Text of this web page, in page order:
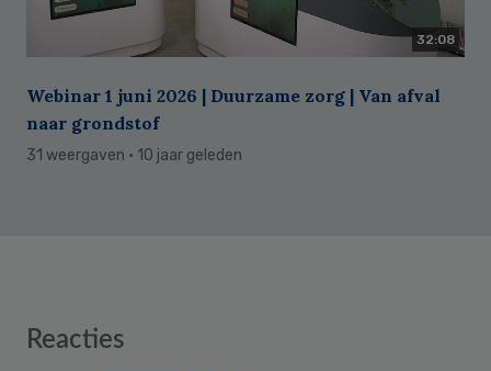
32:08
Webinar 1 juni 2026 | Duurzame zorg | Van afval
naar grondstof
31 weergaven · 10 jaar geleden
Reader
Reacties